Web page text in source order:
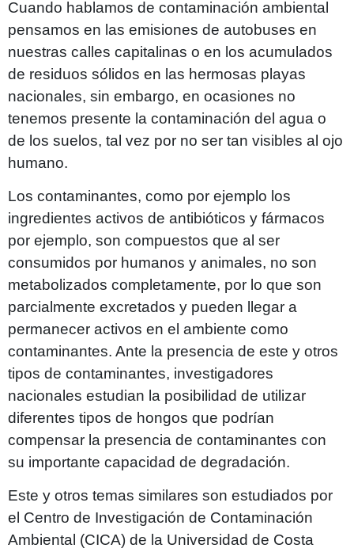
Cuando hablamos de contaminación ambiental
pensamos en las emisiones de autobuses en
nuestras calles capitalinas o en los acumulados
de residuos sólidos en las hermosas playas
nacionales, sin embargo, en ocasiones no
tenemos presente la contaminación del agua o
de los suelos, tal vez por no ser tan visibles al ojo
humano.
Los contaminantes, como por ejemplo los
ingredientes activos de antibióticos y fármacos
por ejemplo, son compuestos que al ser
consumidos por humanos y animales, no son
metabolizados completamente, por lo que son
parcialmente excretados y pueden llegar a
permanecer activos en el ambiente como
contaminantes. Ante la presencia de este y otros
tipos de contaminantes, investigadores
nacionales estudian la posibilidad de utilizar
diferentes tipos de hongos que podrían
compensar la presencia de contaminantes con
su importante capacidad de degradación.
Este y otros temas similares son estudiados por
el Centro de Investigación de Contaminación
Ambiental (CICA) de la Universidad de Costa